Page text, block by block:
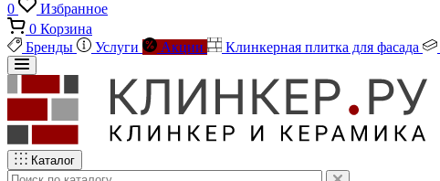
0
Избранное
0 Корзина
Бренды
Услуги Акции Клинкерная плитка для фасада
Каталог